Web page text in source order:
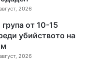
2026
от 10-15
убийството на
2026